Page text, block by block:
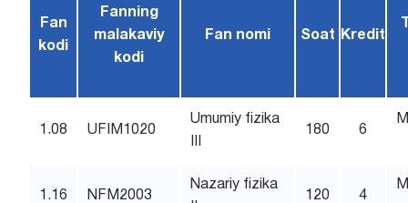
Fan
kodi
Fanning
malakaviy
kodi
Fan nomi Soat Kredit
1.08 UFIM1020
Umumiy fizika
180 6
1.16 NFM2003
Nazariy fizika
120 4